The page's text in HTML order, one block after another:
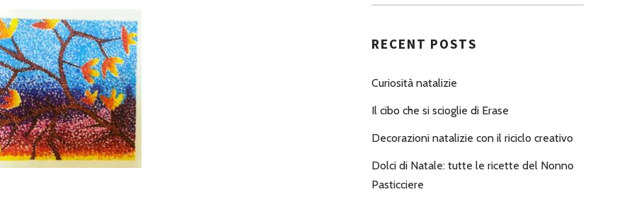
I
O
N
E
P
R
I
RECENT POSTS
Curiosità natalizie
Il cibo che si scioglie di Erase
Decorazioni natalizie con il riciclo creativo
Dolci di Natale: tutte le ricette del Nonno
Pasticciere